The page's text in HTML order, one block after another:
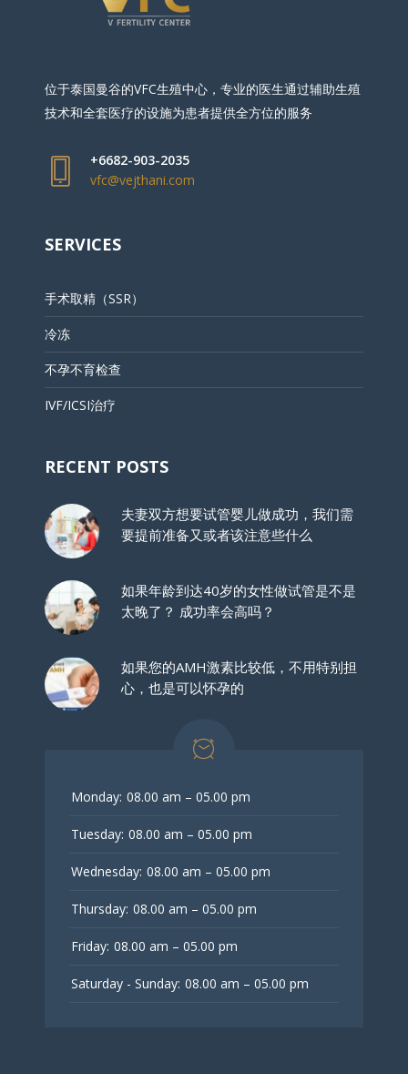
位于泰国曼谷的VFC生殖中心，专业的医生通过辅助生殖
技术和全套医疗的设施为患者提供全方位的服务
+6682-903-2035
vfc@vejthani.com
SERVICES
手术取精（SSR）
冷冻
不孕不育检查
IVF/ICSI治疗
RECENT POSTS
夫妻双方想要试管婴儿做成功，我们需
要提前准备又或者该注意些什么
如果年龄到达40岁的女性做试管是不是
太晚了？ 成功率会高吗？
如果您的AMH激素比较低，不用特别担
心，也是可以怀孕的
Monday: 08.00 am – 05.00 pm
Tuesday: 08.00 am – 05.00 pm
Wednesday: 08.00 am – 05.00 pm
Thursday: 08.00 am – 05.00 pm
Friday: 08.00 am – 05.00 pm
Saturday - Sunday: 08.00 am – 05.00 pm